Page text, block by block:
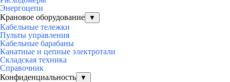
Энергоцепи
Крановое оборудование
▼
Кабельные тележки
Пульты управления
Кабельные барабаны
Канатные и цепные электротали
Складская техника
Справочник
Конфиденциальность
▼